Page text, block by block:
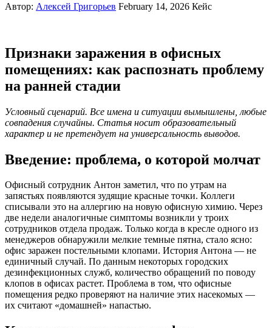
Автор: Алексей Григорьев February 14, 2026 Кейс
Признаки заражения в офисных
помещениях: как распознать проблему
на ранней стадии
Условный сценарий. Все имена и ситуации вымышлены, любые
совпадения случайны. Статья носит образовательный
характер и не претендует на универсальность выводов.
Введение: проблема, о которой молчат
Офисный сотрудник Антон заметил, что по утрам на
запястьях появляются зудящие красные точки. Коллеги
списывали это на аллергию на новую офисную химию. Через
две недели аналогичные симптомы возникли у троих
сотрудников отдела продаж. Только когда в кресле одного из
менеджеров обнаружили мелкие темные пятна, стало ясно:
офис заражен постельными клопами. История Антона — не
единичный случай. По данным некоторых городских
дезинфекционных служб, количество обращений по поводу
клопов в офисах растет. Проблема в том, что офисные
помещения редко проверяют на наличие этих насекомых —
их считают «домашней» напастью.